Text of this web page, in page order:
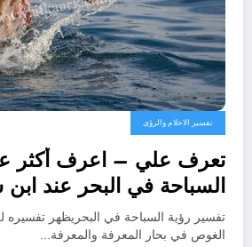
تفسير الاحلام والرؤى
تعرف علي – اعرف أكثر
السباحة في البحر عند
بالتفصيل
تفسير رؤية السباحة في البحريظهر تفسيره
الغوص في بحار المعرفة والمعرفة…